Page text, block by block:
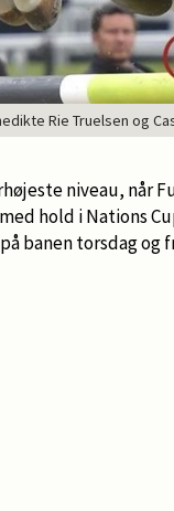
Rie Truelsen og
niveau, når
hold i Nations
banen torsdag og